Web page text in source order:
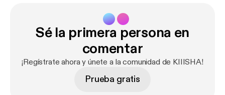
Sé la primera persona en
comentar
¡Regístrate ahora y únete a la comunidad de KIIISHA!
Prueba gratis